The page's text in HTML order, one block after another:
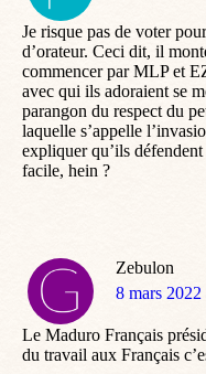
Je risque pas de voter
d’orateur. Ceci dit, il
commencer par MLP et
avec qui ils adoraient se
parangon du respect du
laquelle s’appelle
expliquer qu’ils
facile, hein ?
Zebulon
dit
8 mars
Le Maduro Français
du travail aux Français